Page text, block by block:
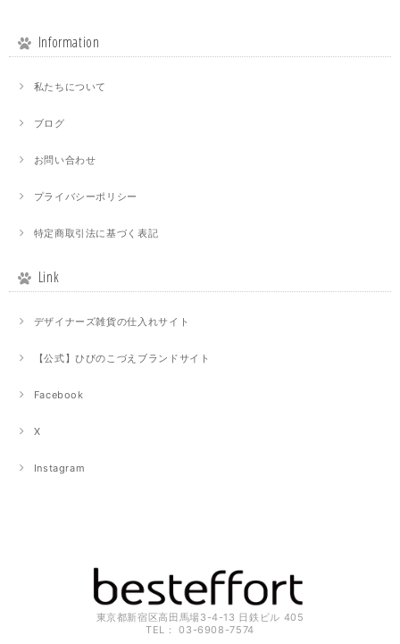
Information
私たちについて
ブログ
お問い合わせ
プライバシーポリシー
特定商取引法に基づく表記
Link
デザイナーズ雑貨の仕入れサイト
【公式】ひびのこづえブランドサイト
Facebook
X
Instagram
東京都新宿区高田馬場3-4-13 日鉄ビル 405
TEL： 03-6908-7574